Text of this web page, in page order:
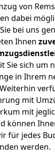
von
dabei
bei uns
Ihnen
Sie sich um
in Ihrem
mit
mit
können
für jedes
werden.